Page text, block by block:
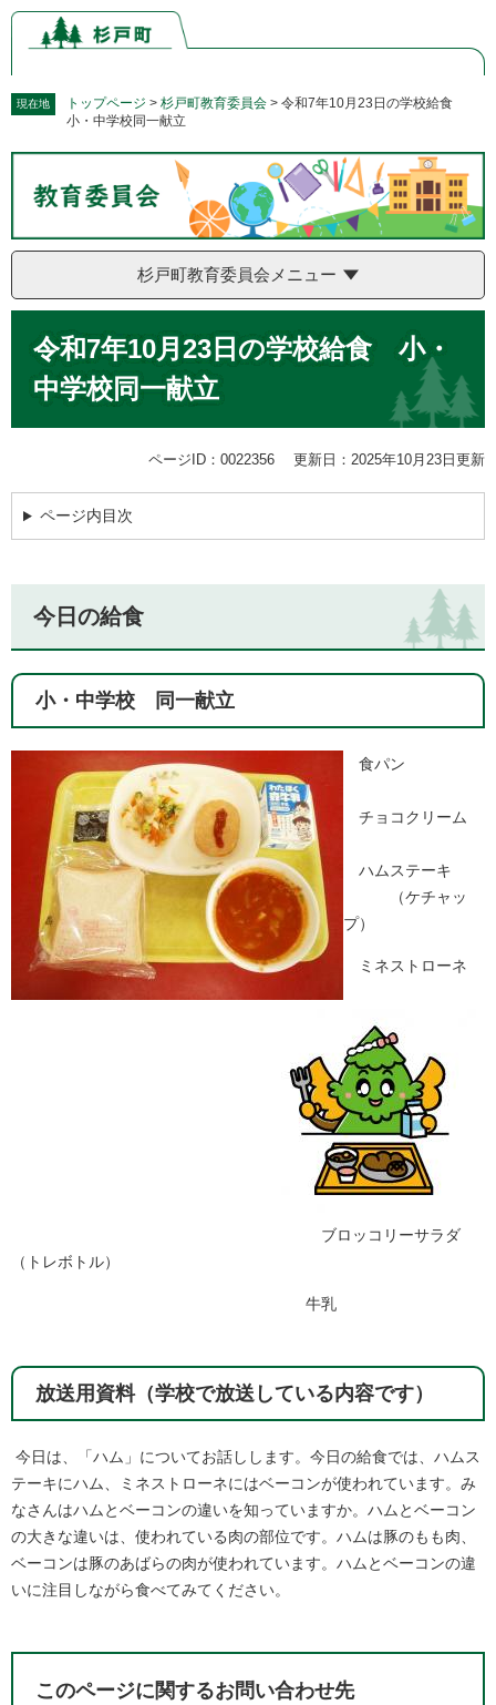
ペ
の
で
メ
ー
ば
文
現在地 トップページ > 杉戸町教育委員会 > 令和7年10月23日の学校給食
小・中学校同一献立
杉戸町教育委員会メニュー
令和7年10月23日の学校給食 小・
中学校同一献立
ページID：0022356 更新日：2025年10月23日更新
ページ内目次
今日の給食
小・中学校 同一献立
食パン
チョコクリーム
ハムステーキ
（ケチャッ
プ）
ミネストローネ
ブロッコリーサラダ
（トレボトル）
牛乳
放送用資料（学校で放送している内容です）
​​今日は、「ハム」についてお話しします。今日の給食では、ハムス
テーキにハム、ミネストローネにはベーコンが使われています。み
なさんはハムとベーコンの違いを知っていますか。ハムとベーコン
の大きな違いは、使われている肉の部位です。ハムは豚のもも肉、
ベーコンは豚のあばらの肉が使われています。ハムとベーコンの違
いに注目しながら食べてみてください。​
このページに関するお問い合わせ先